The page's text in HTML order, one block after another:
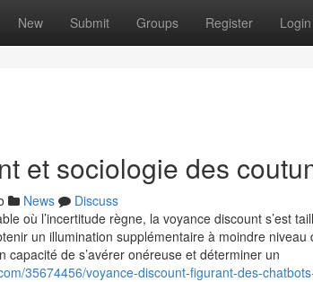
New Submit Groups Register Login
et sociologie des
News
Discuss
où l’incertitude règne, la voyance discount s’est
un illumination supplémentaire à moindre
capacité de s’avérer onéreuse et déterminer un
35674456/voyance-discount-figurant-des-